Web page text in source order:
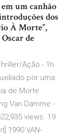
um canhão
dos
À Morte”,
de
Ação ‧ 1h
por uma
de Morte
Van Damme -
views. 19
1990 VAN-